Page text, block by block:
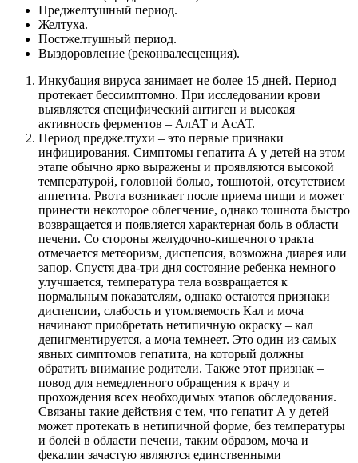
Преджелтушный период.
Желтуха.
Постжелтушный период.
Выздоровление (реконвалесценция).
Инкубация вируса занимает не более 15 дней. Период
протекает бессимптомно. При исследовании крови
выявляется специфический антиген и высокая
активность ферментов – АлАТ и АсАТ.
Период преджелтухи – это первые признаки
инфицирования. Симптомы гепатита А у детей на этом
этапе обычно ярко выражены и проявляются высокой
температурой, головной болью, тошнотой, отсутствием
аппетита. Рвота возникает после приема пищи и может
принести некоторое облегчение, однако тошнота быстро
возвращается и появляется характерная боль в области
печени. Со стороны желудочно-кишечного тракта
отмечается метеоризм, диспепсия, возможна диарея или
запор. Спустя два-три дня состояние ребенка немного
улучшается, температура тела возвращается к
нормальным показателям, однако остаются признаки
диспепсии, слабость и утомляемость Кал и моча
начинают приобретать нетипичную окраску – кал
депигментируется, а моча темнеет. Это один из самых
явных симптомов гепатита, на который должны
обратить внимание родители. Также этот признак –
повод для немедленного обращения к врачу и
прохождения всех необходимых этапов обследования.
Связаны такие действия с тем, что гепатит А у детей
может протекать в нетипичной форме, без температуры
и болей в области печени, таким образом, моча и
фекалии зачастую являются единственными